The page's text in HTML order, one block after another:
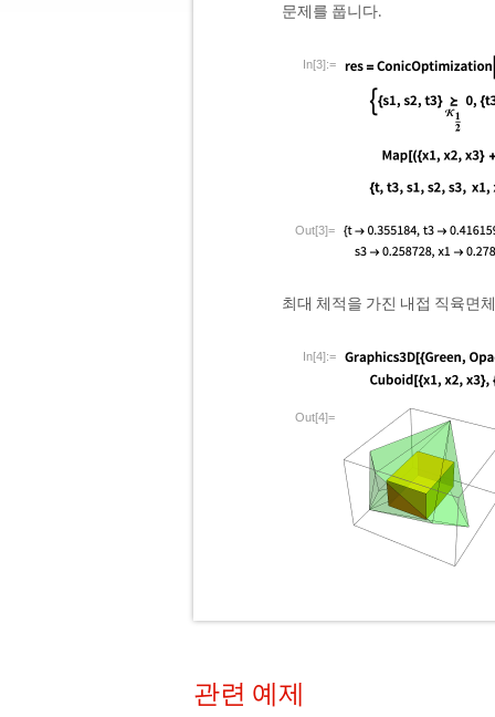
문제를 풉니다.
In[3]:=
Out[3]=
최대 체적을 가진 내접 직육면
In[4]:=
Out[4]=
관련 예제